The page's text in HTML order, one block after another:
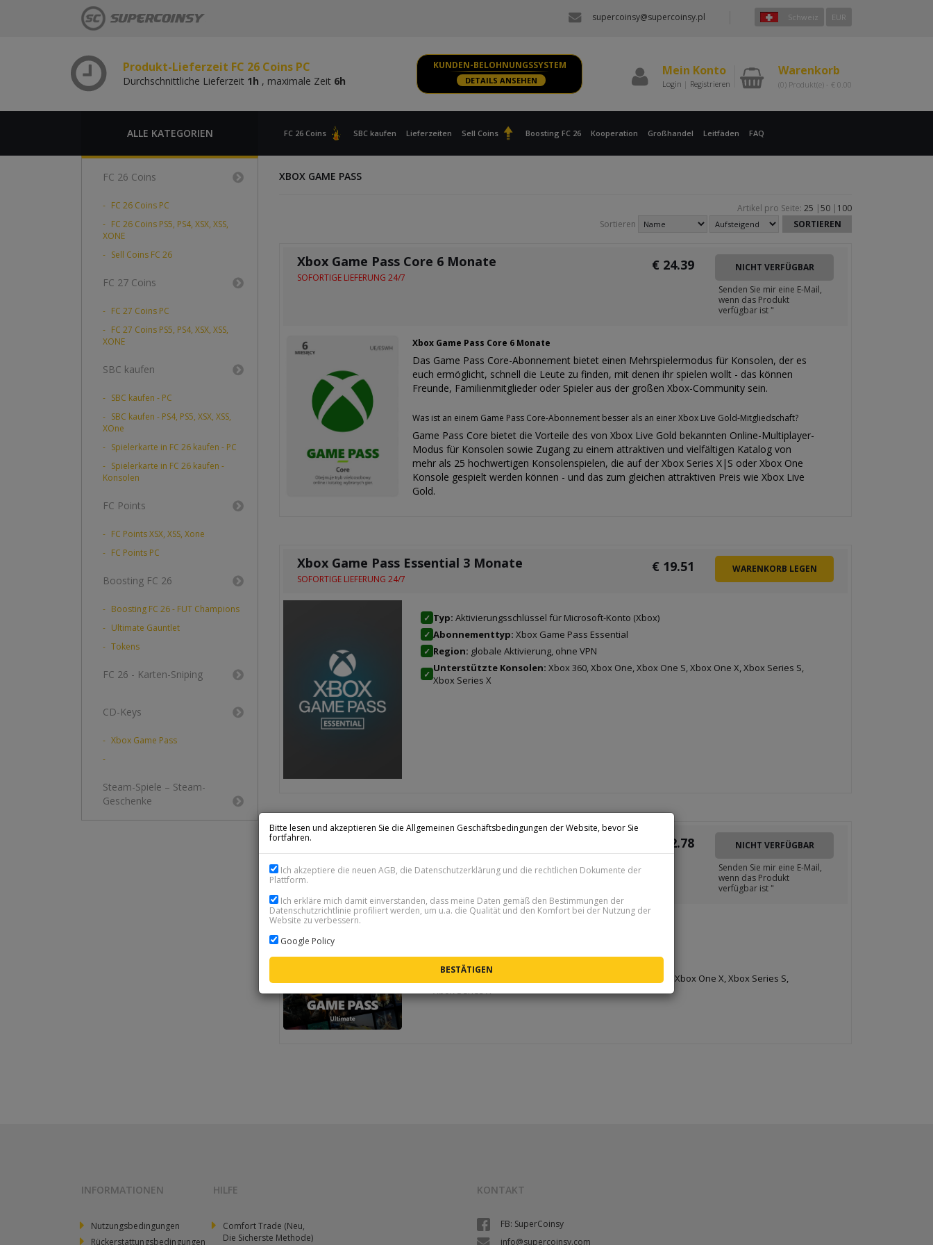
supercoinsy@supercoinsy.pl Schweiz EUR
Produkt-Lieferzeit FC 26 Coins PC
Durchschnittliche Lieferzeit 1h , maximale Zeit 6h
KUNDEN-BELOHNUNGSSYSTEM
DETAILS ANSEHEN
Mein Konto
Login | Registrieren
Warenkorb
(0) Produkt(e) - € 0.00
ALLE KATEGORIEN FC 26 Coins SBC kaufen Lieferzeiten Sell Coins Boosting FC 26 Kooperation Großhandel Leitfäden FAQ
FC 26 Coins
FC 26 Coins PC
FC 26 Coins PS5, PS4, XSX, XSS,
XONE
Sell Coins FC 26
FC 27 Coins
FC 27 Coins PC
FC 27 Coins PS5, PS4, XSX, XSS,
XONE
SBC kaufen
SBC kaufen - PC
SBC kaufen - PS4, PS5, XSX, XSS,
XOne
Spielerkarte in FC 26 kaufen - PC
Spielerkarte in FC 26 kaufen -
Konsolen
FC Points
FC Points XSX, XSS, Xone
FC Points PC
Boosting FC 26
Boosting FC 26 - FUT Champions
Ultimate Gauntlet
Tokens
FC 26 - Karten-Sniping
CD-Keys
Xbox Game Pass
Steam-Spiele – Steam-
Geschenke
XBOX GAME PASS
Artikel pro Seite: 25 |50 | 100
Sortieren
Xbox Game Pass Core 6 Monate
SOFORTIGE LIEFERUNG 24/7
€ 24.39
NICHT VERFÜGBAR
Senden Sie mir eine E-Mail,
wenn das Produkt
verfügbar ist "
Xbox Game Pass Core 6 Monate
Das Game Pass Core-Abonnement bietet einen Mehrspielermodus für Konsolen, der es
euch ermöglicht, schnell die Leute zu finden, mit denen ihr spielen wollt - das können
Freunde, Familienmitglieder oder Spieler aus der großen Xbox-Community sein.
Was ist an einem Game Pass Core-Abonnement besser als an einer Xbox Live Gold-Mitgliedschaft?
Game Pass Core bietet die Vorteile des von Xbox Live Gold bekannten Online-Multiplayer-
Modus für Konsolen sowie Zugang zu einem attraktiven und vielfältigen Katalog von
mehr als 25 hochwertigen Konsolenspielen, die auf der Xbox Series X|S oder Xbox One
Konsole gespielt werden können - und das zum gleichen attraktiven Preis wie Xbox Live
Gold.
Xbox Game Pass Essential 3 Monate
SOFORTIGE LIEFERUNG 24/7
€ 19.51 WARENKORB LEGEN
✓ Typ: Aktivierungsschlüssel für Microsoft-Konto (Xbox)
✓ Abonnementtyp: Xbox Game Pass Essential
✓ Region: globale Aktivierung, ohne VPN
✓ Unterstützte Konsolen: Xbox 360, Xbox One, Xbox One S, Xbox One X, Xbox Series S,
Xbox Series X
Xbox Game Pass Ultimate 1 month EU
SOFORTIGE LIEFERUNG 24/7
12.78
NICHT VERFÜGBAR
Senden Sie mir eine E-Mail,
wenn das Produkt
verfügbar ist "
✓
Xbox 360, Xbox One, Xbox One S, Xbox One X, Xbox Series S,
INFORMATIONEN
Nutzungsbedingungen
Rückerstattungsbedingungen
HILFE
Comfort Trade (Neu,
Die Sicherste Methode)
KONTAKT
FB: SuperCoinsy
info@supercoinsy.com
Bitte lesen und akzeptieren Sie die Allgemeinen Geschäftsbedingungen der Website, bevor Sie
fortfahren.
Ich akzeptiere die neuen AGB, die Datenschutzerklärung und die rechtlichen Dokumente der
Plattform.
Ich erkläre mich damit einverstanden, dass meine Daten gemäß den Bestimmungen der
Datenschutzrichtlinie profiliert werden, um u.a. die Qualität und den Komfort bei der Nutzung der
Website zu verbessern.
Google Policy